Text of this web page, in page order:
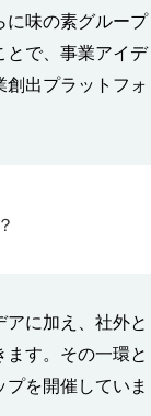
に味の素グループ
とで、事業アイデ
創出プラットフォ
に加え、社外と
す。その一環と
を開催していま